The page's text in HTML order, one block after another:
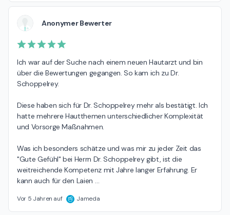
Anonymer Bewerter
Ich war auf der Suche nach einem neuen Hautarzt und bin
über die Bewertungen gegangen. So kam ich zu Dr.
Schoppelrey.
Diese haben sich für Dr. Schoppelrey mehr als bestätigt. Ich
hatte mehrere Hautthemen unterschiedlicher Komplexität
und Vorsorge Maßnahmen.
Was ich besonders schätze und was mir zu jeder Zeit das
"Gute Gefühl" bei Herrn Dr. Schoppelrey gibt, ist die
weitreichende Kompetenz mit Jahre langer Erfahrung. Er
kann auch für den Laien …
Vor 5 Jahren auf Jameda